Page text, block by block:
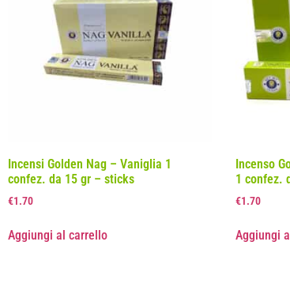
Incensi Golden Nag – Vaniglia 1
confez. da 15 gr – sticks
€1.70
Aggiungi al carrello
Incenso
1 confez.
€1.70
Aggiungi